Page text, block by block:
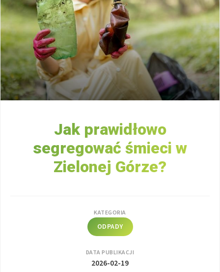
Jak prawidłowo
segregować śmieci w
Zielonej Górze?
KATEGORIA
ODPADY
DATA PUBLIKACJI
2026-02-19